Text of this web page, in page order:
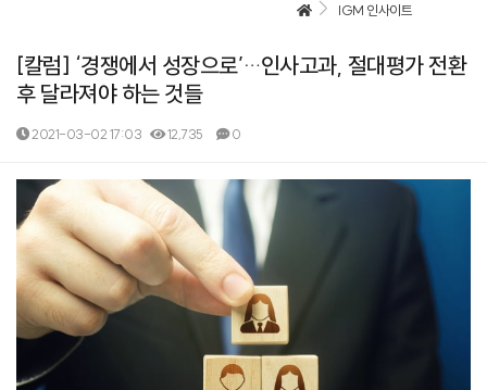
IGM 인사이트
[칼럼] ‘경쟁에서 성장으로’…인사고과, 절대평가 전환
후 달라져야 하는 것들
2021-03-02 17:03 12,735 0
본문